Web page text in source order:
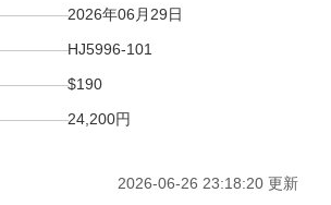
2026年06月29日
HJ5996-101
$190
24,200円
2026-06-26 23:18:20 更新